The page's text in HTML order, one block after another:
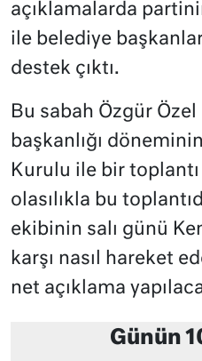
açıklamalarda
ile belediye
destek çıktı.
Bu sabah Özgür Özel
başkanlığı
Kurulu ile bir
olasılıkla bu
ekibinin salı günü
karşı nasıl hareket
net açıklama
Günün